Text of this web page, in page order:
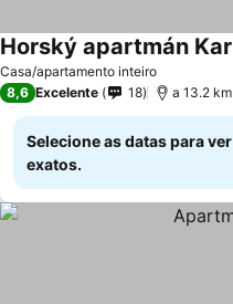
Casa/apartamento inteiro
Horský apartmán
8,6 Excelente 18 a 13.2
Selecione as datas para
exatos.